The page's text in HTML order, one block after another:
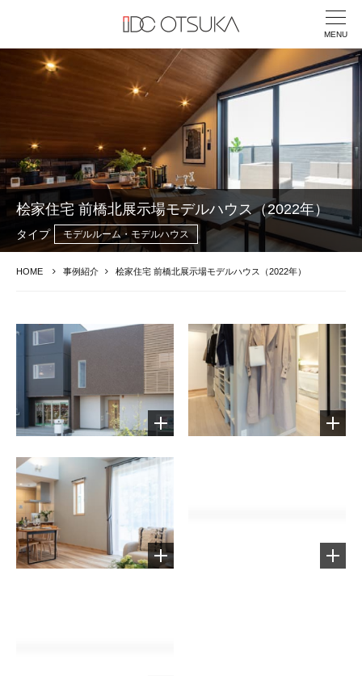
MENU
桧家住宅 前橋北展示場モデルハウス（2022年）
タイプ モデルルーム・モデルハウス
HOME 事例紹介 桧家住宅 前橋北展示場モデルハウス（2022年）